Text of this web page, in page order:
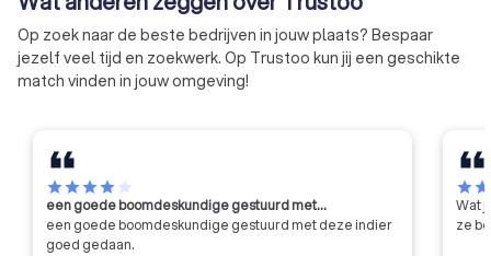
Op zoek naar de beste bedrijven in jouw plaats? Bespaar
jezelf veel tijd en zoekwerk. Op Trustoo kun jij een geschikte
match vinden in jouw omgeving!
starstarstarstarstar
een goede boomdeskundige gestuurd met…
een goede boomdeskundige gestuurd met deze indier
goed gedaan.
starstar
Wat
ze